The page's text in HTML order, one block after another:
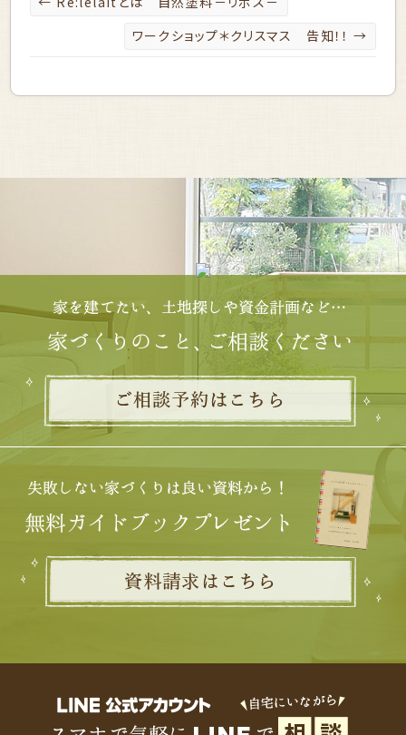
ワークショップ＊クリスマス 告知！！→